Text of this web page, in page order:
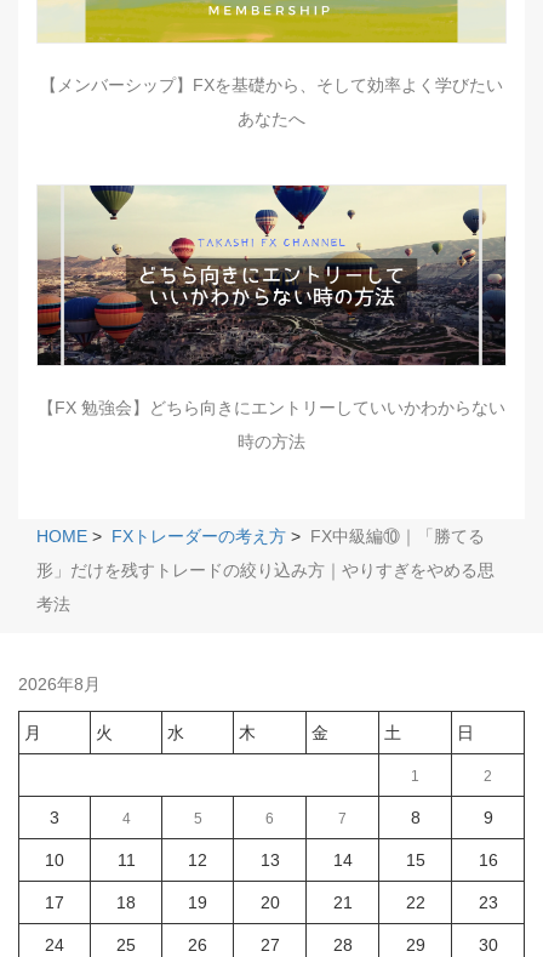
【メンバーシップ】FXを基礎から、そして効率よく学びたい
あなたへ
【FX 勉強会】どちら向きにエントリーしていいかわからない
時の方法
HOME > FXトレーダーの考え方 > FX中級編⑩｜「勝てる
形」だけを残すトレードの絞り込み方｜やりすぎをやめる思
考法
2026年8月
月 火 水 木 金 土 日
1 2
3 4 5 6 7 8 9
10 11 12 13 14 15 16
17 18 19 20 21 22 23
24 25 26 27 28 29 30